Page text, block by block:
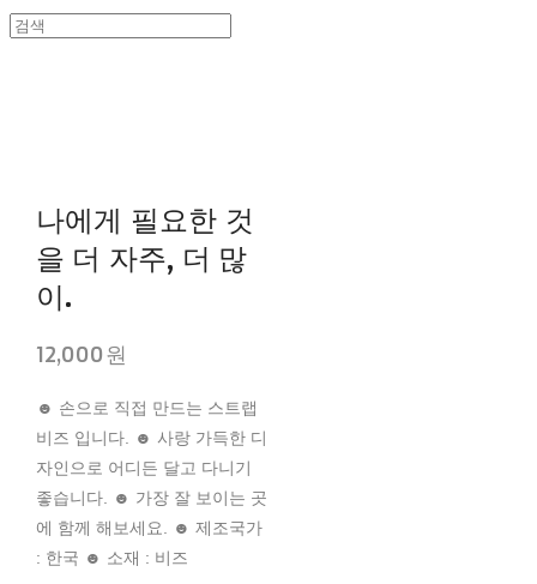
나에게 필요한 것
을 더 자주, 더 많
이.
12,000원
☻ 손으로 직접 만드는 스트랩
비즈 입니다. ☻ 사랑 가득한 디
자인으로 어디든 달고 다니기
좋습니다. ☻ 가장 잘 보이는 곳
에 함께 해보세요. ☻ 제조국가
: 한국 ☻ 소재 : 비즈